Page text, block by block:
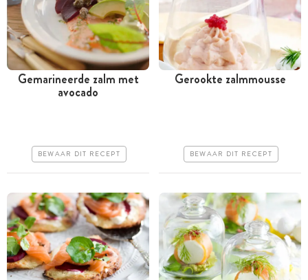
Tussen 30 minuten en 1
Gemarineerde zalm met
avocado
BEWAAR DIT RECEPT Erg makkelijk
Gerookte zalmmousse
BEWAAR DIT RECEPT